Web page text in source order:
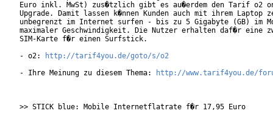
Euro inkl. MwSt) zus�tzlich gibt es au�erdem den Tarif o2
Upgrade. Damit lassen k�nnen Kunden auch mit ihrem Laptop
unbegrenzt im Internet surfen - bis zu 5 Gigabyte (GB) im
maximaler Geschwindigkeit. Die Nutzer erhalten daf�r eine
SIM-Karte f�r einen Surfstick.
- o2:
http://tarif4you.de/goto/s/o2
- Ihre Meinung zu diesem Thema:
http://www.tarif4you.de/
>> STICK blue: Mobile Internetflatrate f�r 17,95 Euro